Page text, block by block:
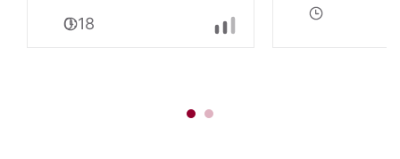
0:18